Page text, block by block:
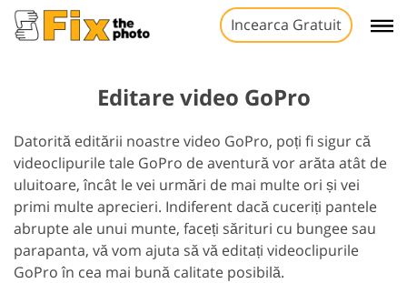
Incearca Gratuit
Editare video GoPro
Datorită editării noastre video GoPro, poți fi sigur că
videoclipurile tale GoPro de aventură vor arăta atât de
uluitoare, încât le vei urmări de mai multe ori și vei
primi multe aprecieri. Indiferent dacă cuceriți pantele
abrupte ale unui munte, faceți sărituri cu bungee sau
parapanta, vă vom ajuta să vă editați videoclipurile
GoPro în cea mai bună calitate posibilă.